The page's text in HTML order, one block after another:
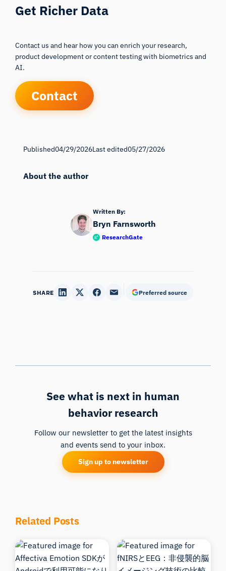
Get Richer Data
Contact us and hear how you can enrich your research,
product development or content testing with biometrics and
AI.
Contact
Published04/29/2026Last edited05/27/2026
About the author
Written By:
Bryn Farnsworth
ResearchGate
SHARE Preferred source
See what is next in human
behavior research
Follow our newsletter to get the latest insights
and events send to your inbox.
Sign up to newsletter
Related Posts